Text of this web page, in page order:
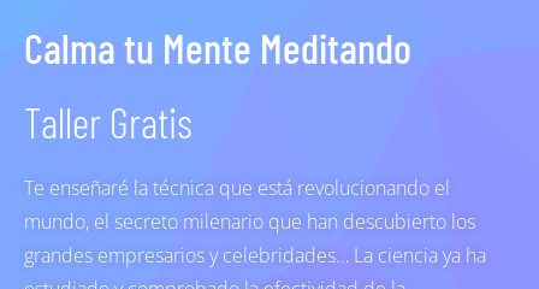
Calma tu Mente Meditando
Taller Gratis
Te enseñaré la técnica que está revolucionando el
mundo, el secreto milenario que han descubierto los
grandes empresarios y celebridades… La ciencia ya ha